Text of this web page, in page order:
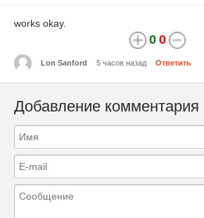
works okay.
0 0
Lon Sanford 5 часов назад Ответить
Добавление комментария